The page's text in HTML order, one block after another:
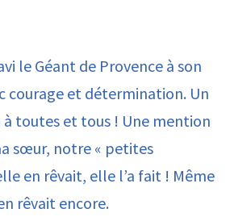
le Géant de Provence à son
courage et détermination. Un
toutes et tous ! Une mention
sœur, notre « petites
en rêvait, elle l’a fait ! Même
rêvait encore.